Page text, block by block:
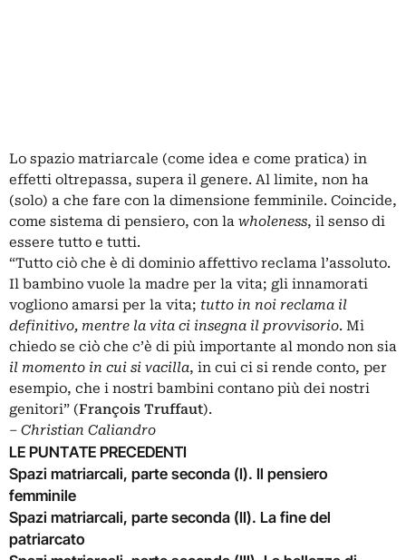
Lo spazio matriarcale (come idea e come pratica) in
effetti oltrepassa, supera il genere. Al limite, non ha
(solo) a che fare con la dimensione femminile. Coincide,
come sistema di pensiero, con la wholeness, il senso di
essere tutto e tutti.
“Tutto ciò che è di dominio affettivo reclama l’assoluto.
Il bambino vuole la madre per la vita; gli innamorati
vogliono amarsi per la vita; tutto in noi reclama il
definitivo, mentre la vita ci insegna il provvisorio. Mi
chiedo se ciò che c’è di più importante al mondo non sia
il momento in cui si vacilla, in cui ci si rende conto, per
esempio, che i nostri bambini contano più dei nostri
genitori” (François Truffaut).
‒ Christian Caliandro
LE PUNTATE PRECEDENTI
Spazi matriarcali, parte seconda (I). Il pensiero
femminile
Spazi matriarcali, parte seconda (II). La fine del
patriarcato